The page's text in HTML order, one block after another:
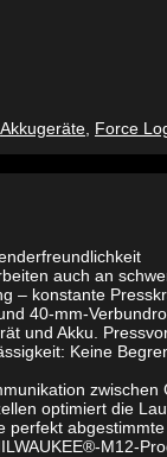
Akkugeräte Force
auch an
– konstante
40-mm-
und Akku.
Keine
optimiert die
M12-